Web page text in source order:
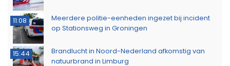
11:08
Meerdere politie-eenheden ingezet bij incident
op Stationsweg in Groningen
15:44
Brandlucht in Noord-Nederland afkomstig van
natuurbrand in Limburg